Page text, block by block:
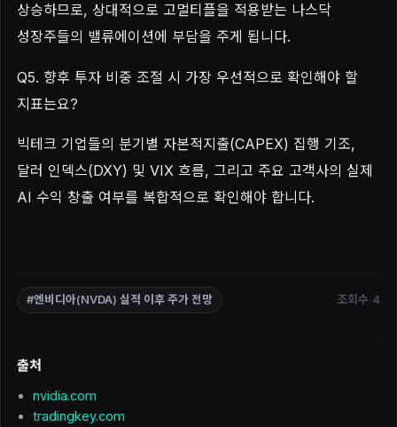
상승하므로, 상대적으로 고멀티플을 적용받는 나스닥
성장주들의 밸류에이션에 부담을 주게 됩니다.
Q5. 향후 투자 비중 조절 시 가장 우선적으로 확인해야 할
지표는요?
빅테크 기업들의 분기별 자본적지출(CAPEX) 집행 기조,
달러 인덱스(DXY) 및 VIX 흐름, 그리고 주요 고객사의 실제
AI 수익 창출 여부를 복합적으로 확인해야 합니다.
#엔비디아(NVDA) 실적 이후 주가 전망 조회수 4
출처
nvidia.com
tradingkey.com